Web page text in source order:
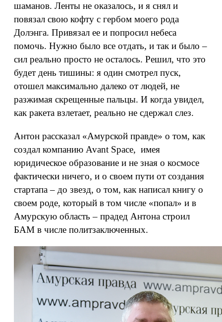
шаманов. Ленты не оказалось, и я снял и
повязал свою кофту с гербом моего рода
Долэнга. Привязал ее и попросил небеса
помочь. Нужно было все отдать, и так и было –
сил реально просто не осталось. Решил, что это
будет день тишины: я один смотрел пуск,
отошел максимально далеко от людей, не
разжимая скрещенные пальцы. И когда увидел,
как ракета взлетает, реально не сдержал слез.
Антон рассказал «Амурской правде» о том, как
создал компанию Avant Space, имея
юридическое образование и не зная о космосе
фактически ничего, и о своем пути от создания
стартапа – до звезд, о том, как написал книгу о
своем роде, который в том числе «попал» и в
Амурскую область – прадед Антона строил
БАМ в числе политзаключенных.